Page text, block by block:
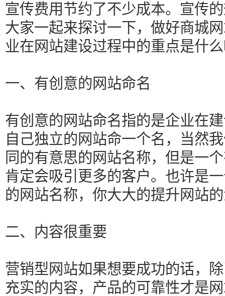
宣传费用节约了不少成本。宣传
大家一起来探讨一下，做好商城
业在网站建设过程中的重点是什
一、有创意的网站命名
有创意的网站命名指的是企业在
自己独立的网站命一个名，当然
同的有意思的网站名称，但是一
肯定会吸引更多的客户。也许是
的网站名称，你大大的提升网站
二、内容很重要
营销型网站如果想要成功的话，
充实的内容，产品的可靠性才是